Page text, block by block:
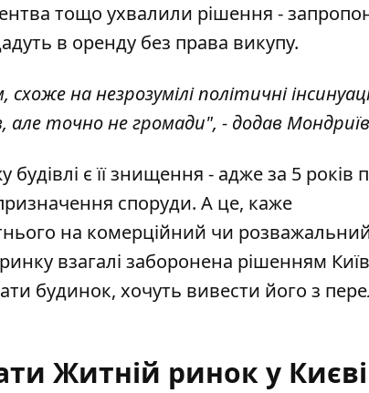
тощо ухвалили рішення -
в оренду без права викупу.
на незрозумілі політичні
але точно не громади", - додав
є її знищення - адже за 5 років
споруди. А це, каже
на комерційний чи
взагалі заборонена рішенням
будинок, хочуть вивести його з
Житній ринок у Києві